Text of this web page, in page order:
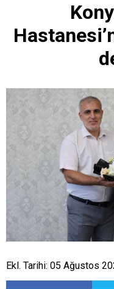
Ekl. Tarihi: 05 Ağustos